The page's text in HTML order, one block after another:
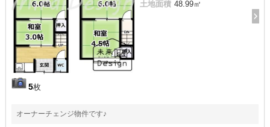
5枚
土地面積 48.99㎡
オーナーチェンジ物件です♪